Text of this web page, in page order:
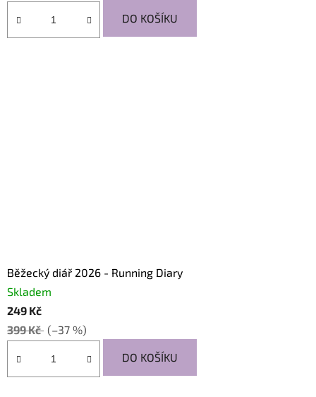
DO KOŠÍKU
Běžecký diář 2026 - Running Diary
Skladem
249 Kč
399 Kč (–37 %)
DO KOŠÍKU